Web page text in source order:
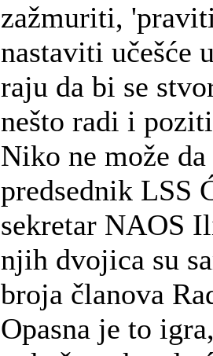
zažmuriti,
nastaviti učešće
raju da bi se
nešto radi i
Niko ne može da
predsednik LSS
sekretar NAOS
njih dvojica su
broja članova
Opasna je to